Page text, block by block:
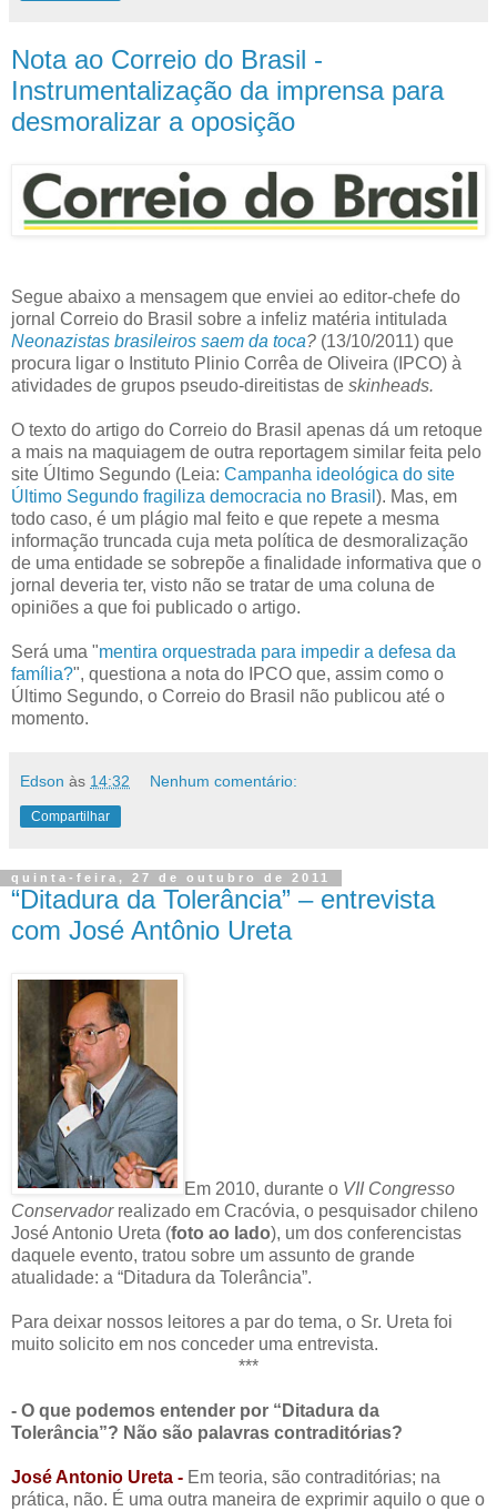
Nota ao Correio do Brasil -
Instrumentalização da imprensa para
desmoralizar a oposição
Segue abaixo a mensagem que enviei ao editor-chefe do
jornal Correio do Brasil sobre a infeliz matéria intitulada
Neonazistas brasileiros saem da toca? (13/10/2011) que
procura ligar o Instituto Plinio Corrêa de Oliveira (IPCO) à
atividades de grupos pseudo-direitistas de skinheads.
O texto do artigo do Correio do Brasil apenas dá um retoque
a mais na maquiagem de outra reportagem similar feita pelo
site Último Segundo (Leia: Campanha ideológica do site
Último Segundo fragiliza democracia no Brasil ). Mas, em
todo caso, é um plágio mal feito e que repete a mesma
informação truncada cuja meta política de desmoralização
de uma entidade se sobrepõe a finalidade informativa que o
jornal deveria ter, visto não se tratar de uma coluna de
opiniões a que foi publicado o artigo.
Será uma "mentira orquestrada para impedir a defesa da
família?", questiona a nota do IPCO que, assim como o
Último Segundo, o Correio do Brasil não publicou até o
momento.
Edson às 14:32 Nenhum comentário:
Compartilhar
quinta-feira, 27 de outubro de 2011
“Ditadura da Tolerância” – entrevista
com José Antônio Ureta
Em 2010, durante o VII Congresso
Conservadorrealizado em Cracóvia, o pesquisador chileno
José Antonio Ureta (foto ao lado), um dos conferencistas
daquele evento, tratou sobre um assunto de grande
atualidade: a “Ditadura da Tolerância”.
Para deixar nossos leitores a par do tema, o Sr. Ureta foi
muito solicito em nos conceder uma entrevista.
***
- O que podemos entender por “Ditadura da
Tolerância”? Não são palavras contraditórias?
José Antonio Ureta - Em teoria, são contraditórias; na
prática, não. É uma outra maneira de exprimir aquilo o que o